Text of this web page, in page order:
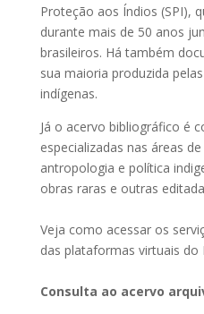
Proteção aos Índios (SPI),
durante mais de 50 anos
brasileiros. Há também
sua maioria produzida
indígenas.
Já o acervo bibliográfico é
especializadas nas áreas
antropologia e política
obras raras e outras
Veja como acessar os
das plataformas virtuais do
Consulta ao acervo